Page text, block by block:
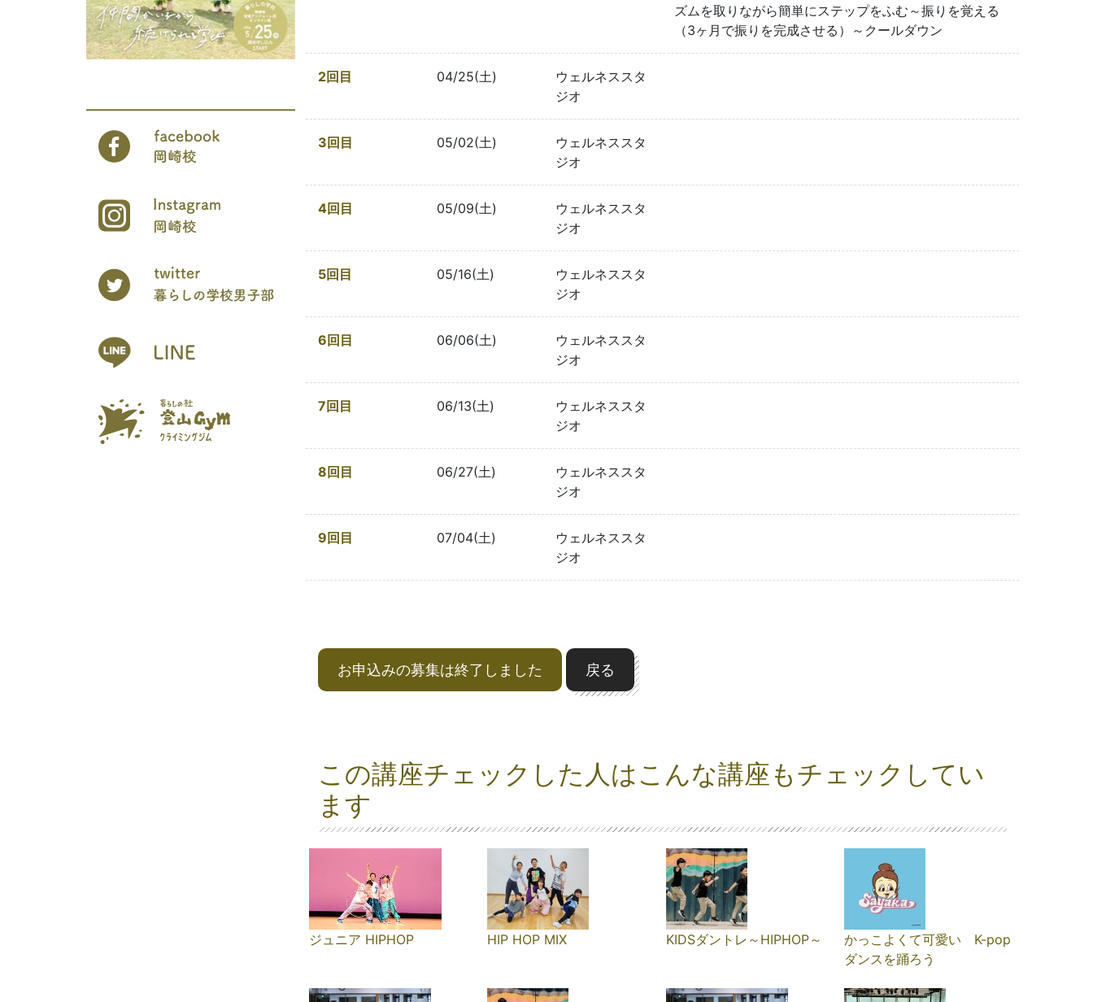
ズムを取りながら簡単にステップをふむ～振りを覚える
（3ヶ月で振りを完成させる）～クールダウン
2回目 04/25(土)
ウェルネススタ
ジオ
3回目 05/02(土)
ウェルネススタ
ジオ
4回目 05/09(土)
ウェルネススタ
ジオ
5回目 05/16(土)
ウェルネススタ
ジオ
6回目 06/06(土)
ウェルネススタ
ジオ
7回目 06/13(土)
ウェルネススタ
ジオ
8回目 06/27(土)
ウェルネススタ
ジオ
9回目 07/04(土)
ウェルネススタ
ジオ
お申込みの募集は終了しました 戻る
この講座チェックした人はこんな講座もチェックしてい
ます
ジュニア HIPHOP HIP HOP MIX KIDSダントレ～HIPHOP～
かっこよくて可愛い K-pop
ダンスを踊ろう